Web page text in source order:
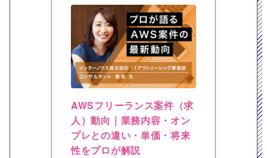
AWSフリーランス案件（求
人）動向｜業務内容・オン
プレとの違い・単価・将来
性をプロが解説